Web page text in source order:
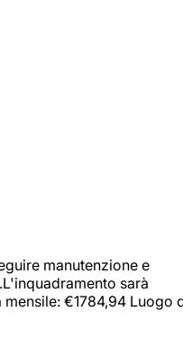
manutenzione e
sarà
€1784,94 Luogo